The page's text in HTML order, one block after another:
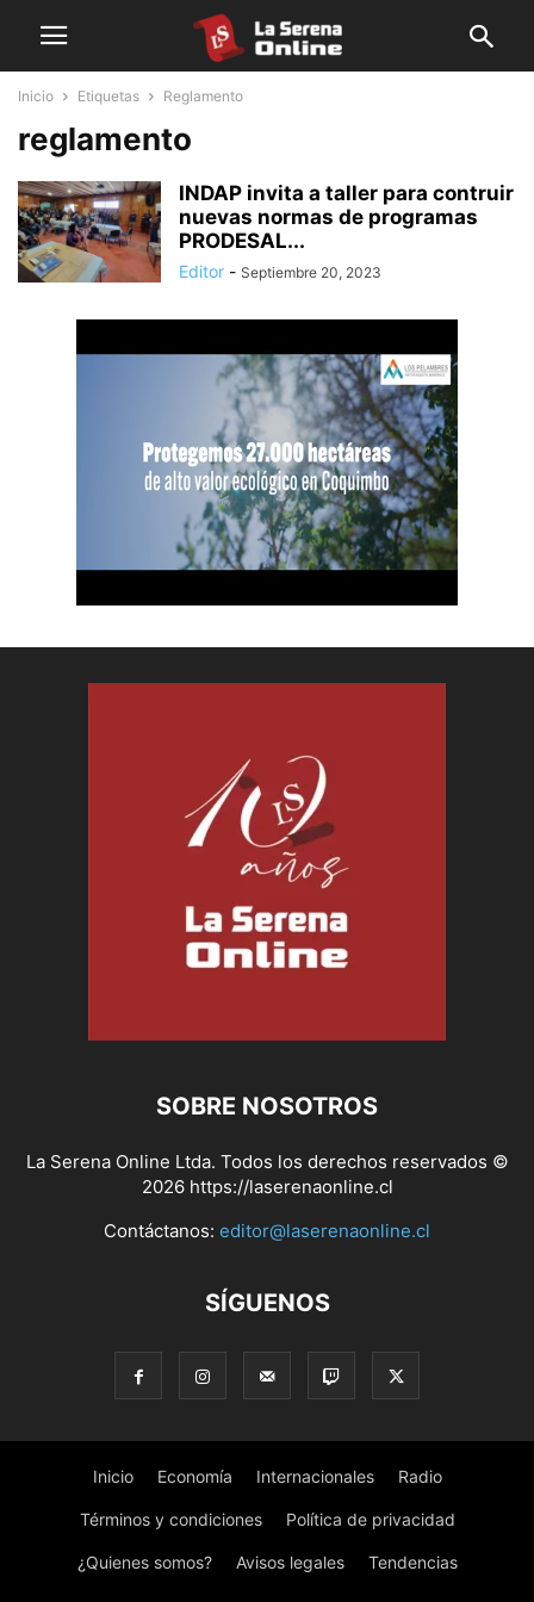
Inicio Etiquetas Reglamento
reglamento
INDAP invita a taller para contruir
nuevas normas de programas
PRODESAL...
Editor - Septiembre 20, 2023
SOBRE NOSOTROS
La Serena Online Ltda. Todos los derechos reservados ©
2026 https://laserenaonline.cl
Contáctanos: editor@laserenaonline.cl
SÍGUENOS
Inicio Economía Internacionales Radio
Términos y condiciones Política de privacidad
¿Quienes somos? Avisos legales Tendencias